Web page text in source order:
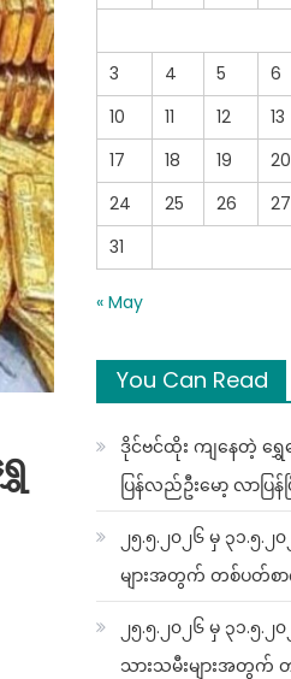
3
4 5 6
10
11 12 13
17
18 19 20
24
25 26 27
31
« May
You Can Read
ဒိုင်ဗင်ထိုး ကျနေတဲ့ ရွှေ
ပြန်လည်ဦးမော့ လာပြန်
၂၅.၅.၂၀၂၆ မှ ၃၁.၅.
များအတွက် တစ်ပတ်စာ
၂၅.၅.၂၀၂၆ မှ ၃၁.၅.
သားသမီးများအတွက်